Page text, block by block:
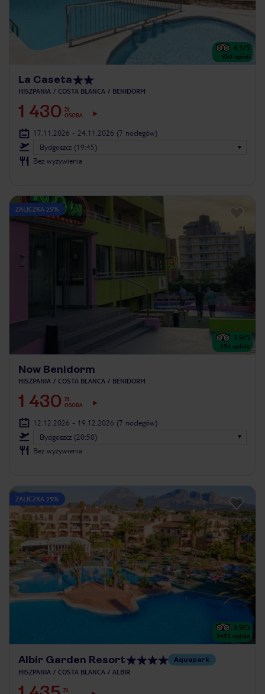
4.1/5
350 opinii
La Caseta
HISZPANIA COSTA BLANCA BENIDORM
1 430 ZŁ
OSOBA
17.11.2026 - 24.11.2026 (7 noclegów)
Bydgoszcz (19:45)
Bez wyżywienia
ZALICZKA 25%
3.9/5
254 opinie
Now Benidorm
HISZPANIA COSTA BLANCA BENIDORM
1 430 ZŁ
OSOBA
12.12.2026 - 19.12.2026 (7 noclegów)
Bydgoszcz (20:50)
Bez wyżywienia
ZALICZKA 25%
3.9/5
3453 opinie
Albir Garden Resort Aquapark
HISZPANIA COSTA BLANCA ALBIR
ZŁ